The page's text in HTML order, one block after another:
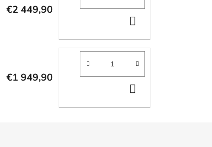
€2 449,90
KOŠÍKA
€1 949,90
KOŠÍKA